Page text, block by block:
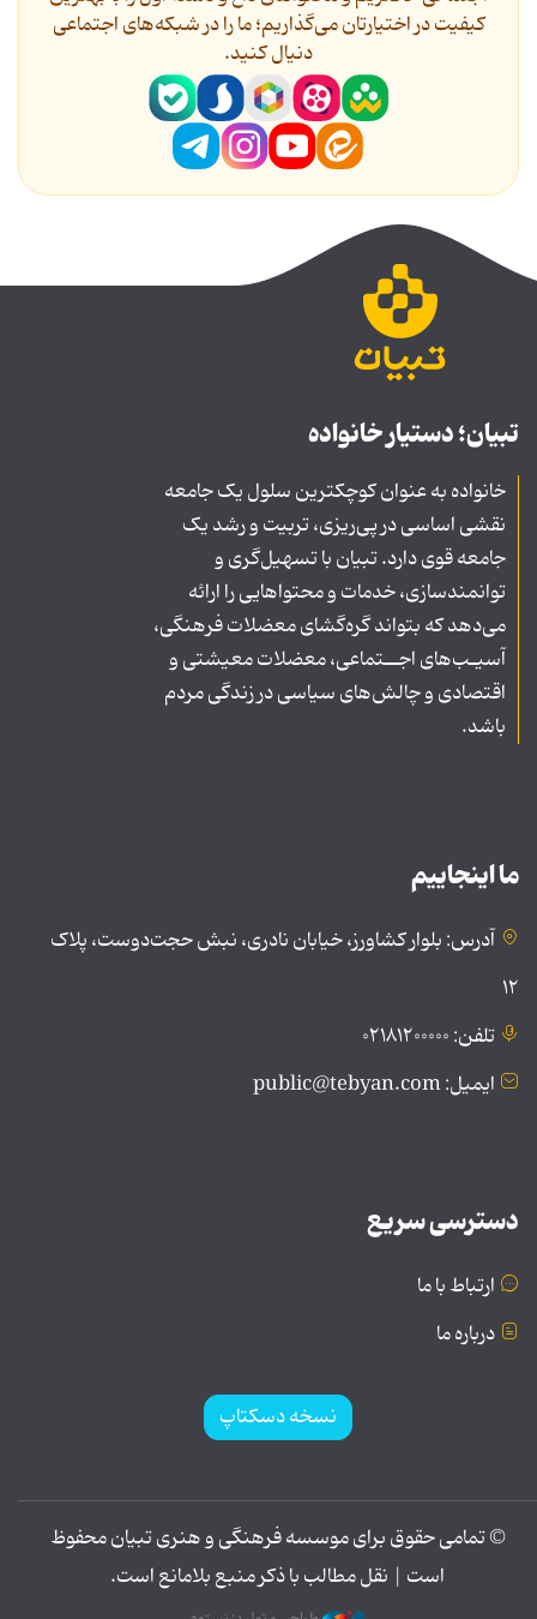
کیفیت در اختیارتان می‌گذاریم؛ ما را در شبکه‌های اجتماعی
دنیال کنید.
تبیان؛ دستیار خانواده
خانواده به عنوان کوچکترین سلول یک جامعه
نقشی اساسی در پی‌ریزی، تربیت و رشد یک
جامعه قوی دارد. تبیان با تسهیل‌گری و
توانمندسازی، خدمات و محتواهایی را ارائه
می‌دهد که بتواند گره‌گشای معضلات فرهنگی،
آسیـب‌های اجــتماعی، معضلات معیشتی و
اقتصادی و چالش‌های سیاسی در زندگی مردم
باشد.
ما اینجاییم
آدرس: بلوار کشاورز، خیابان نادری، نبش حجت‌دوست، پلاک
۱۲
تلفن: ۰۲۱۸۱۲۰۰۰۰۰
ایمیل: public@tebyan.com
دسترسی سریع
ارتباط با ما
درباره ما
نسخه دسکتاپ
© تمامی حقوق برای موسسه فرهنگی و هنری تبیان محفوظ
است | نقل مطالب با ذکر منبع بلامانع است.